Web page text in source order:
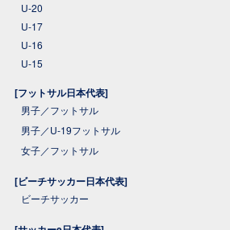
U-20
U-17
U-16
U-15
[フットサル日本代表]
男子／フットサル
男子／U-19フットサル
女子／フットサル
[ビーチサッカー日本代表]
ビーチサッカー